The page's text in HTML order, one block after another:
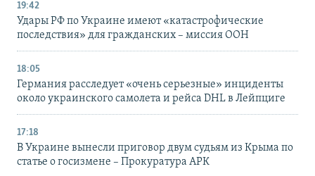
19:42
Удары РФ по Украине имеют «катастрофические
последствия» для гражданских – миссия ООН
18:05
Германия расследует «очень серьезные» инциденты
около украинского самолета и рейса DHL в Лейпциге
17:18
В Украине вынесли приговор двум судьям из Крыма по
статье о госизмене – Прокуратура АРК